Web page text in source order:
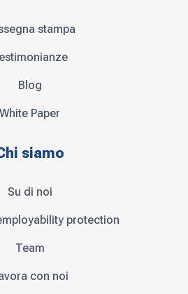
stampa
Blog
White Paper
siamo
Su di noi
protection
Team
con noi